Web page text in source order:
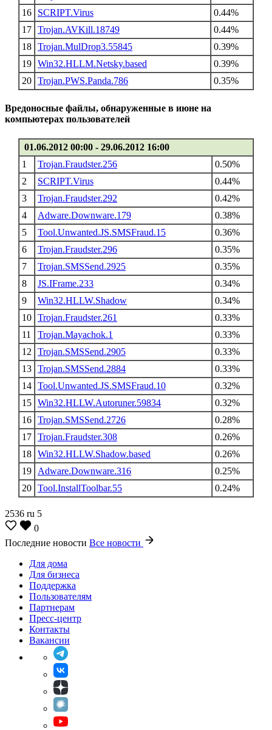
16
SCRIPT.Virus
0.44%
17 Trojan.AVKill.18749
0.44%
18 Trojan.MulDrop3.55845
0.39%
19 Win32.HLLM.Netsky.based
0.39%
20 Trojan.PWS.Panda.786 0.35%
Вредоносные файлы, обнаруженные в июне на
компьютерах пользователей
01.06.2012 00:00 - 29.06.2012 16:00
1
Trojan.Fraudster.256
0.50%
2
SCRIPT.Virus
0.44%
3
Trojan.Fraudster.292
0.42%
4
Adware.Downware.179
0.38%
5
Tool.Unwanted.JS.SMSFraud.15
0.36%
6
Trojan.Fraudster.296
0.35%
7
Trojan.SMSSend.2925
0.35%
8
JS.IFrame.233
0.34%
9
Win32.HLLW.Shadow
0.34%
10 Trojan.Fraudster.261
0.33%
11
Trojan.Mayachok.1
0.33%
12
Trojan.SMSSend.2905
0.33%
13 Trojan.SMSSend.2884
0.33%
14 Tool.Unwanted.JS.SMSFraud.10
0.32%
15 Win32.HLLW.Autoruner.59834
0.32%
16 Trojan.SMSSend.2726
0.28%
17 Trojan.Fraudster.308
0.26%
18 Win32.HLLW.Shadow.based
0.26%
19
Adware.Downware.316
0.25%
20 Tool.InstallToolbar.55 0.24%
2536 ru 5
0
Последние новости Все новости
Для дома
Для бизнеса
Поддержка
Пользователям
Партнерам
Пресс-центр
Контакты
Вакансии